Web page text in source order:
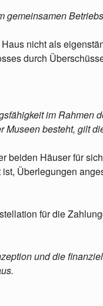
gemeinsamen
nicht als
durch
im Rahmen
Museen besteht, gilt
beiden Häuser für
Überlegungen
für die
und die